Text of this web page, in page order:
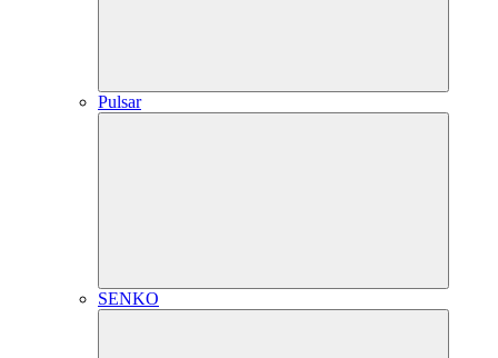
Pulsar
SENKO